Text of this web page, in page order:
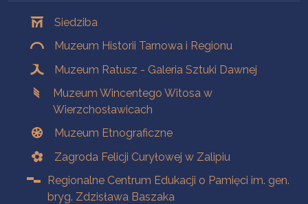
Siedziba
Muzeum Historii Tarnowa i Regionu
Muzeum Ratusz - Galeria Sztuki Dawnej
Muzeum Wincentego Witosa w
Wierzchosławicach
Muzeum Etnograficzne
Zagroda Felicji Curyłowej w Zalipiu
Regionalne Centrum Edukacji o Pamięci im. gen.
bryg. Zdzisława Baszaka